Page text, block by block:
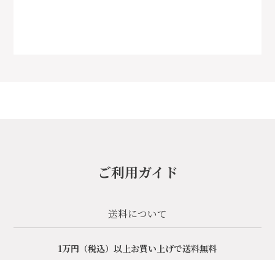
ご利用ガイド
送料について
1万円（税込）以上お買い上げで送料無料